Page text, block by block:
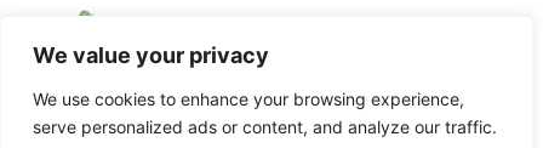
We value your privacy
We use cookies to enhance your browsing experience,
serve personalized ads or content, and analyze our traffic.